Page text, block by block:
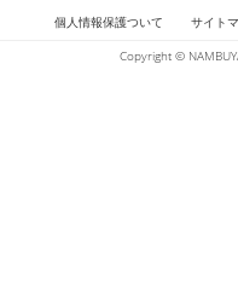
個人情報保護ついて サイト
Copyright ©